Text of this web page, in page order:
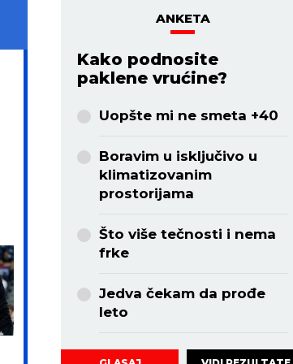
ANKETA
Kako podnosite
paklene vrućine?
Uopšte mi ne smeta +40
Boravim u isključivo u
klimatizovanim
prostorijama
Što više tečnosti i nema
frke
Jedva čekam da prođe
leto